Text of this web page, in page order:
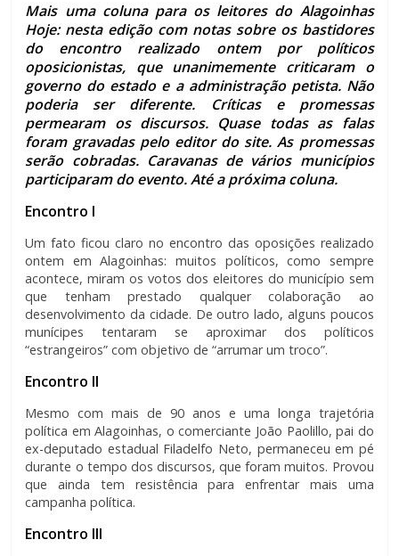
Mais uma coluna para os leitores do Alagoinhas
Hoje: nesta edição com notas sobre os bastidores
do encontro realizado ontem por políticos
oposicionistas, que unanimemente criticaram o
governo do estado e a administração petista. Não
poderia ser diferente. Críticas e promessas
permearam os discursos. Quase todas as falas
foram gravadas pelo editor do site. As promessas
serão cobradas. Caravanas de vários municípios
participaram do evento. Até a próxima coluna.
Encontro I
Um fato ficou claro no encontro das oposições realizado
ontem em Alagoinhas: muitos políticos, como sempre
acontece, miram os votos dos eleitores do município sem
que tenham prestado qualquer colaboração ao
desenvolvimento da cidade. De outro lado, alguns poucos
munícipes tentaram se aproximar dos políticos
“estrangeiros” com objetivo de “arrumar um troco”.
Encontro II
Mesmo com mais de 90 anos e uma longa trajetória
política em Alagoinhas, o comerciante João Paolillo, pai do
ex-deputado estadual Filadelfo Neto, permaneceu em pé
durante o tempo dos discursos, que foram muitos. Provou
que ainda tem resistência para enfrentar mais uma
campanha política.
Encontro III